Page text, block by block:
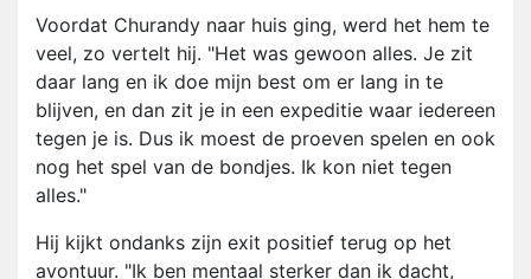
Voordat Churandy naar huis ging, werd het hem te
veel, zo vertelt hij. "Het was gewoon alles. Je zit
daar lang en ik doe mijn best om er lang in te
blijven, en dan zit je in een expeditie waar iedereen
tegen je is. Dus ik moest de proeven spelen en ook
nog het spel van de bondjes. Ik kon niet tegen
alles."
Hij kijkt ondanks zijn exit positief terug op het
avontuur. "Ik ben mentaal sterker dan ik dacht,